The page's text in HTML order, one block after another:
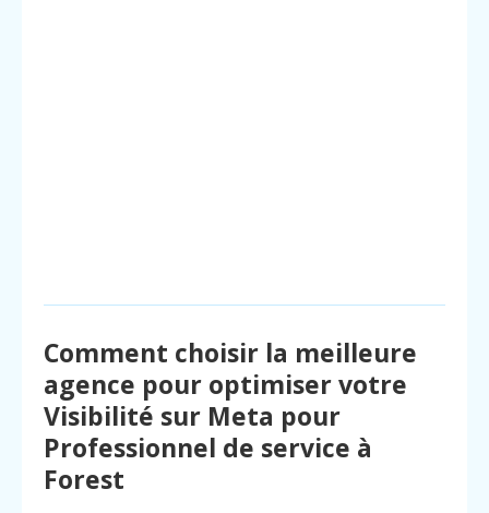
Comment choisir la meilleure
agence pour optimiser votre
Visibilité sur Meta pour
Professionnel de service à
Forest